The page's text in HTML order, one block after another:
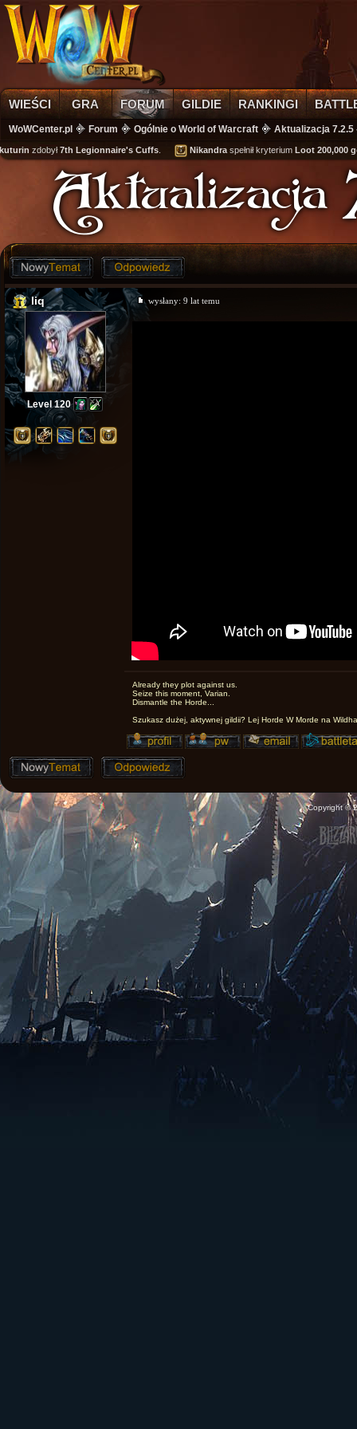
WIEŚCI GRA FORUM GILDIE RANKINGI
WoWCenter.pl Forum Ogólnie o World of Warcraft Aktualizacja 7.2.5
zdobył7th Legionnaire's Cuffs. Nikandraspełnił kryteriumLoot 200,000
liq
Level 120
wysłany: 9 lat temu
Already they plot against us.
Seize this moment, Varian.
Dismantle the Horde...
Szukasz dużej, aktywnej gildii? Lej Horde W Morde na
Copyright ©